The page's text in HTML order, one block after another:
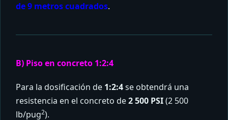
de 9 metros cuadrados.
B) Piso en concreto 1:2:4
Para la dosificación de 1:2:4se obtendrá una
resistencia en el concreto de2 500 PSI(2 500
lb/pug2).